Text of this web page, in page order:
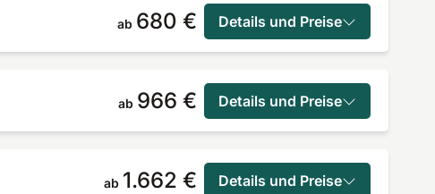
ab 680 € Details und Preise
ab 966 € Details und Preise
ab 1.662 € Details und Preise